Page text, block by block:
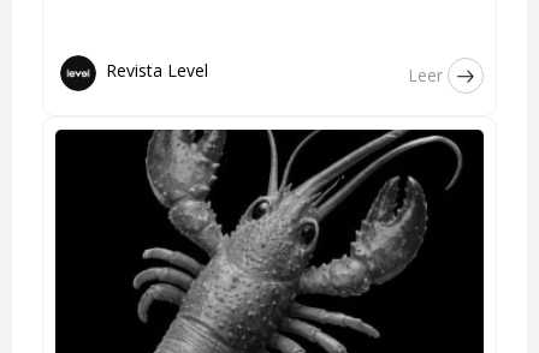
Revista Level Leer